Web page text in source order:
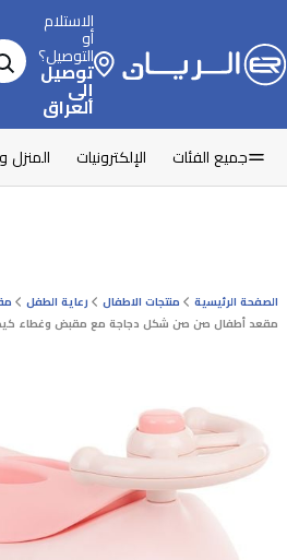
الاستلام
أو
التوصيل؟
توصيل
إلى
العراق
جميع الفئات الإلكترونيات المنزل
الصفحة الرئيسية منتجات الاطفال رعاية الطفل
مقعد أطفال صن صن شكل دجاجة مع مقبض وغطاء